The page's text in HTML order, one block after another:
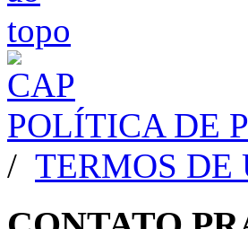
POLÍTICA DE
/ TERMOS DE